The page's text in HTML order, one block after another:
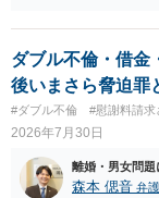
するデメリットはあ
反対にご自身が、
に働く可能性は有
が弁護士に依頼して
稀であると思います
ことが多いという
減額を進めるうえ
婚しないことは、交
ダブル不倫・借金
後いまさら脅迫罪
#ダブル不倫 #慰謝料請求
2026年7月30日
離婚・男女問
森本 偲音 弁